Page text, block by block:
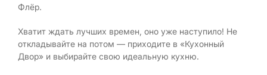
Флёр.
Хватит ждать лучших времен, оно уже наступило! Не
откладывайте на потом — приходите в «Кухонный
Двор» и выбирайте свою идеальную кухню.